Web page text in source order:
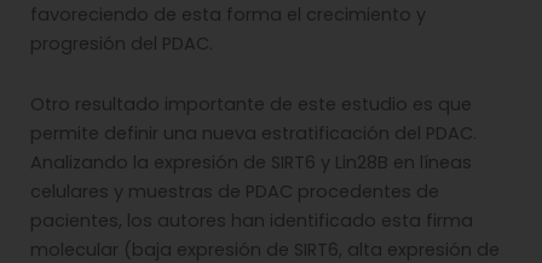
favoreciendo de esta forma el crecimiento y
progresión del PDAC.
Otro resultado importante de este estudio es que
permite definir una nueva estratificación del PDAC.
Analizando la expresión de SIRT6 y Lin28B en líneas
celulares y muestras de PDAC procedentes de
pacientes, los autores han identificado esta firma
molecular (baja expresión de SIRT6, alta expresión de